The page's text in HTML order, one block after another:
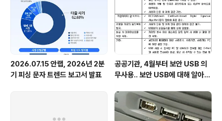
2026.07.15 안랩, 2026년 2분
기 피싱 문자 트렌드 보고서 발표
공공기관, 4월부터 보안 USB 의
무사용.. 보안 USB에 대해 알아봅